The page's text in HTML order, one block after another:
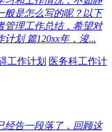
般是怎么写的呢？以下
管理工作总结，希望对
划 篇120xx年，浚...
工作计划 医务科工作计
经告一段落了，回顾这